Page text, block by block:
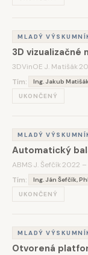
MLADÝ
3D
3DVinOE J. Matišák
Tím:
Ing. Jakub
UKONČENÝ
MLADÝ
Automatický
ABMSJ. Šefčík2022
Tím:
Ing. Ján Šefčík,
UKONČENÝ
MLADÝ
Otvorená